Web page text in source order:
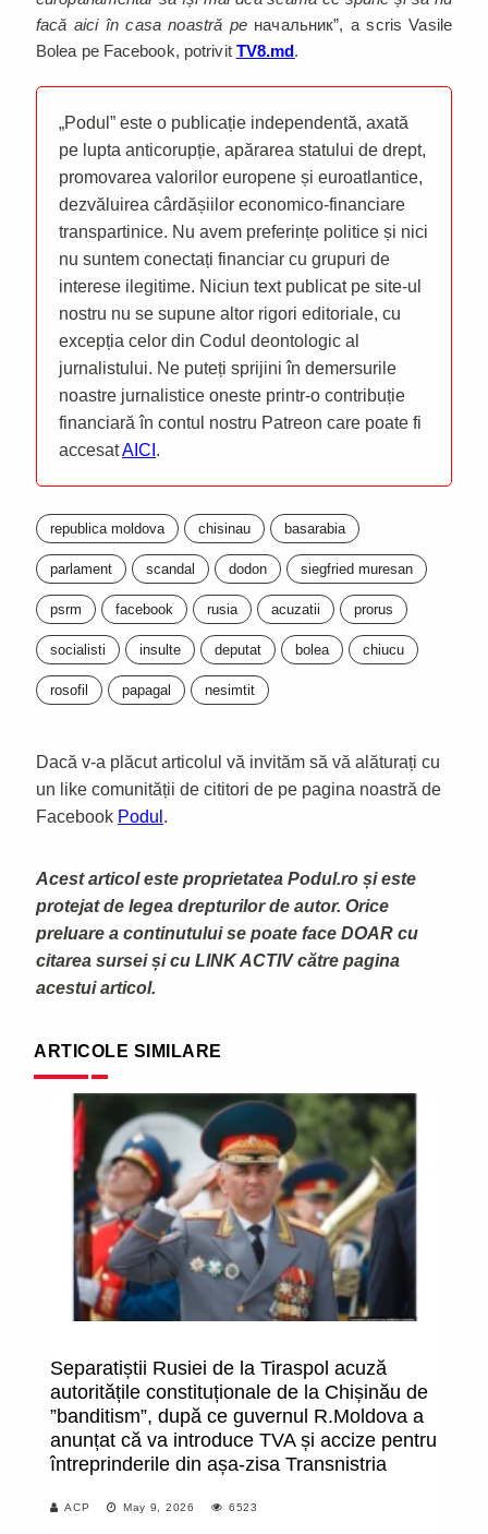
facă aici în casa noastră peначальник”, a scris Vasile
Bolea pe Facebook, potrivit TV8.md.
„Podul” este o publicație independentă, axată
pe lupta anticorupție, apărarea statului de drept,
promovarea valorilor europene și euroatlantice,
dezvăluirea cârdășiilor economico-financiare
transpartinice. Nu avem preferințe politice și nici
nu suntem conectați financiar cu grupuri de
interese ilegitime. Niciun text publicat pe site-ul
nostru nu se supune altor rigori editoriale, cu
excepția celor din Codul deontologic al
jurnalistului. Ne puteți sprijini în demersurile
noastre jurnalistice oneste printr-o contribuție
financiară în contul nostru Patreon care poate fi
accesatAICI .
republica moldova chisinau basarabia
parlament scandal dodon siegfried muresan
psrm facebook rusia acuzatii prorus
socialisti insulte deputat bolea chiucu
rosofil papagal nesimtit
Dacă v-a plăcut articolul vă invităm să vă alăturați cu
un like comunității de cititori de pe pagina noastră de
Facebook Podul .
Acest articol este proprietatea Podul.ro și este
protejat de legea drepturilor de autor. Orice
preluare a continutului se poate face DOAR cu
citarea sursei și cu LINK ACTIV către pagina
acestui articol.
ARTICOLE SIMILARE
Separatiștii Rusiei de la Tiraspol acuză
autoritățile constituționale de la Chișinău de
”banditism”, după ce guvernul R.Moldova a
anunțat că va introduce TVA și accize pentru
întreprinderile din așa-zisa Transnistria
ACP May 9, 2026 6523